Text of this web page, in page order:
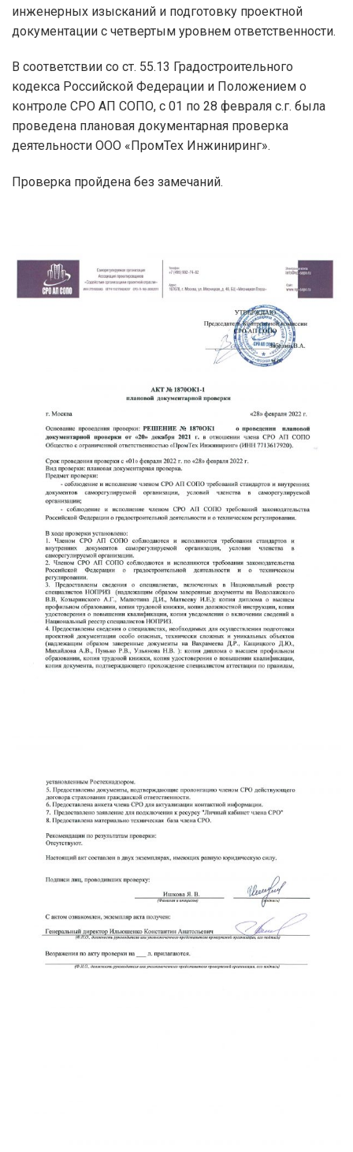
инженерных изысканий и подготовку проектной
документации с четвертым уровнем ответственности.
В соответствии со ст. 55.13 Градостроительного
кодекса Российской Федерации и Положением о
контроле СРО АП СОПО, с 01 по 28 февраля с.г. была
проведена плановая документарная проверка
деятельности ООО «ПромТех Инжиниринг».
Проверка пройдена без замечаний.